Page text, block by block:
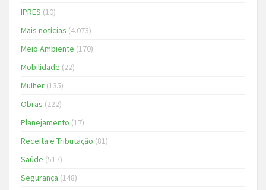
IPRES (10)
Mais notícias (4.073)
Meio Ambiente (170)
Mobilidade (22)
Mulher (135)
Obras (222)
Planejamento (17)
Receita e Tributação (81)
Saúde (517)
Segurança (148)